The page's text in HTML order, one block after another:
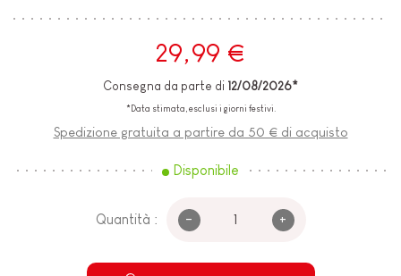
29,99 €
Consegna da parte di 12/08/2026*
*Data stimata, esclusi i giorni festivi.
Spedizione gratuita a partire da 50 € di acquisto
Disponibile
Quantità : - +